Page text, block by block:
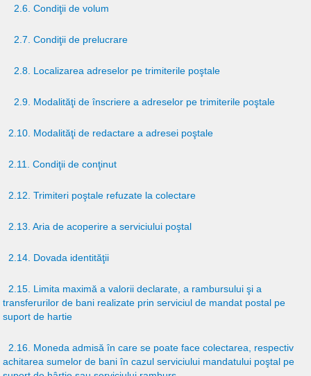
2.6. Condiţii de volum
2.7. Condiţii de prelucrare
2.8. Localizarea adreselor pe trimiterile poştale
2.9. Modalităţi de înscriere a adreselor pe trimiterile poştale
2.10. Modalităţi de redactare a adresei poştale
2.11. Condiţii de conţinut
2.12. Trimiteri poştale refuzate la colectare
2.13. Aria de acoperire a serviciului poştal
2.14. Dovada identităţii
2.15. Limita maximă a valorii declarate, a rambursului şi a
transferurilor de bani realizate prin serviciul de mandat postal pe
suport de hartie
2.16. Moneda admisă în care se poate face colectarea, respectiv
achitarea sumelor de bani în cazul serviciului mandatului poştal pe